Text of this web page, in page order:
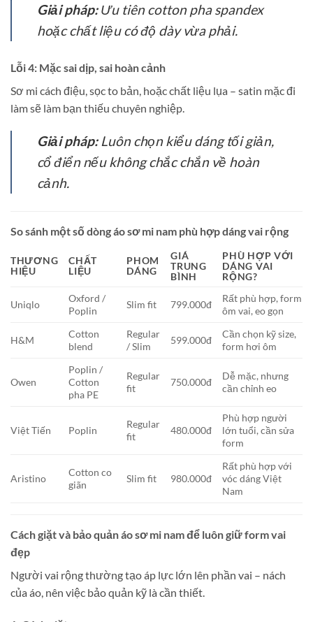
Giải pháp:Ưu tiên cotton pha spandex
hoặc chất liệu có độ dày vừa phải.
Lỗi 4: Mặc sai dịp, sai hoàn cảnh
Sơ mi cách điệu, sọc to bản, hoặc chất liệu lụa – satin mặc đi
làm sẽ làm bạn thiếu chuyên nghiệp.
Giải pháp:Luôn chọn kiểu dáng tối giản,
cổ điển nếu không chắc chắn về hoàn
cảnh.
So sánh một số dòng áo sơ mi nam phù hợp dáng vai rộng
THƯƠNG
HIỆU
CHẤT
LIỆU
PHOM
DÁNG
GIÁ
TRUNG
BÌNH
PHÙ HỢP VỚI
DÁNG VAI
RỘNG?
Uniqlo
Oxford /
Poplin
Slim fit 799.000đ
Rất phù hợp, form
ôm vai, eo gọn
H&M
Cotton
blend
Regular
/ Slim
599.000đ
Cần chọn kỹ size,
form hơi ôm
Owen
Poplin /
Cotton
pha PE
Regular
fit
750.000đ
Dễ mặc, nhưng
cần chỉnh eo
Việt Tiến Poplin
Regular
fit
480.000đ
Phù hợp người
lớn tuổi, cần sửa
form
Aristino
Cotton co
giãn
Slim fit 980.000đ
Rất phù hợp với
vóc dáng Việt
Nam
Cách giặt và bảo quản áo sơ mi nam để luôn giữ form vai
đẹp
Người vai rộng thường tạo áp lực lớn lên phần vai – nách
của áo, nên việc bảo quản kỹ là cần thiết.